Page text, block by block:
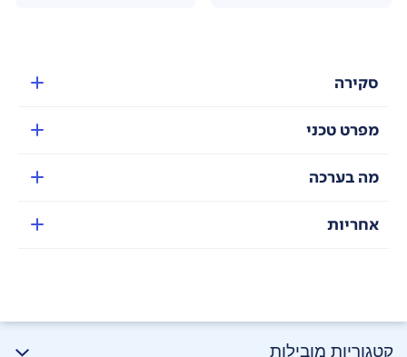
סקירה
מפרט טכני
מה בערכה
אחריות
קטגוריות מובילות